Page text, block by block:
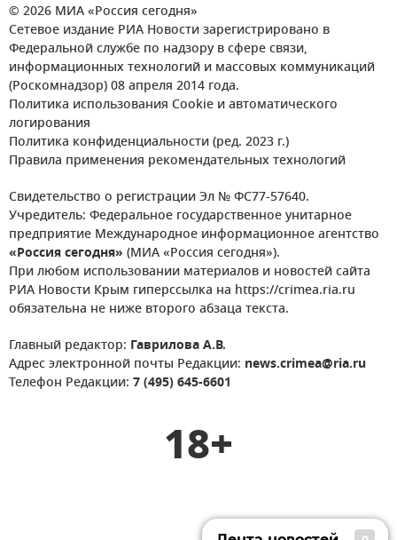
© 2026 МИА «Россия сегодня»
Сетевое издание РИА Новости зарегистрировано в
Федеральной службе по надзору в сфере связи,
информационных технологий и массовых коммуникаций
(Роскомнадзор) 08 апреля 2014 года.
Политика использования Cookie и автоматического
логирования
Политика конфиденциальности (ред. 2023 г.)
Правила применения рекомендательных технологий
Свидетельство о регистрации Эл № ФС77-57640.
Учредитель: Федеральное государственное унитарное
предприятие Международное информационное агентство
«Россия сегодня» (МИА «Россия сегодня»).
При любом использовании материалов и новостей сайта
РИА Новости Крым гиперссылка на https://crimea.ria.ru
обязательна не ниже второго абзаца текста.
Главный редактор: Гаврилова А.В.
Адрес электронной почты Редакции: news.crimea@ria.ru
Телефон Редакции: 7 (495) 645-6601
18+